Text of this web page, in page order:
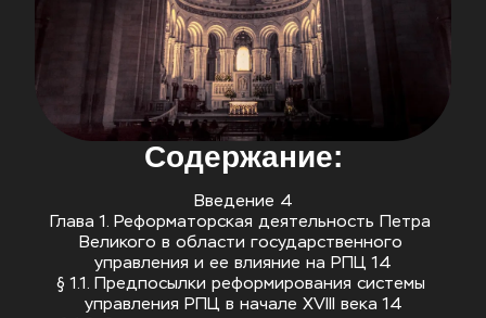
Содержание:
Введение 4
Глава 1. Реформаторская деятельность Петра
Великого в области государственного
управления и ее влияние на РПЦ 14
§ 1.1. Предпосылки реформирования системы
управления РПЦ в начале XVIII века 14